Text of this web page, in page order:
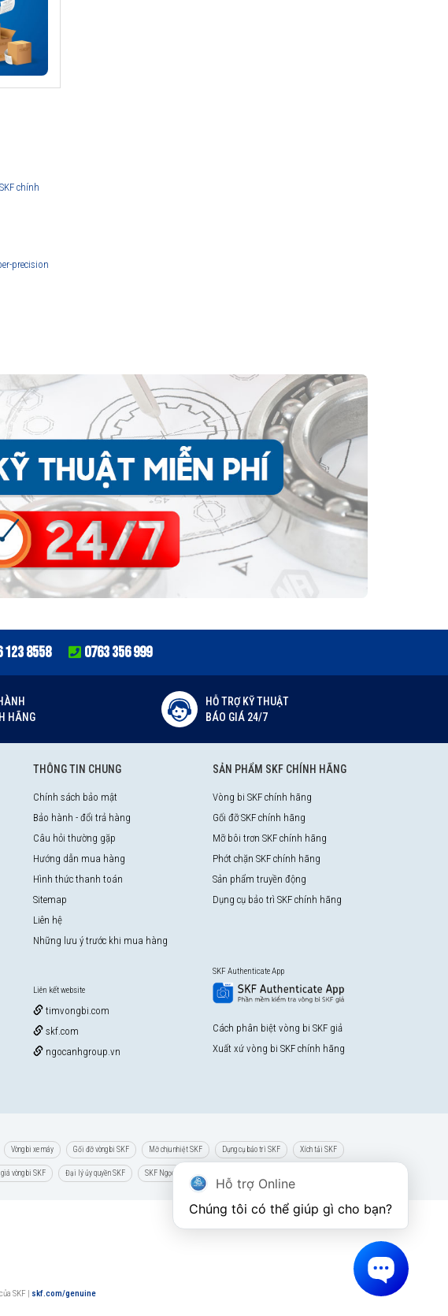
chính
precision
123 8558 0763 356 999
HÃNG
HỖ TRỢ KỸ THUẬT
BÁO GIÁ 24/7
THÔNG TIN CHUNG
Chính sách bảo mật
Bảo hành - đổi trả hàng
Câu hỏi thường gặp
Hướng dẫn mua hàng
Hình thức thanh toán
Sitemap
Liên hệ
Những lưu ý trước khi mua hàng
Liên kết website
timvongbi.com
skf.com
ngocanhgroup.vn
SẢN PHẨM SKF CHÍNH HÃNG
Vòng bi SKF chính hãng
Gối đỡ SKF chính hãng
Mỡ bôi trơn SKF chính hãng
Phớt chặn SKF chính hãng
Sản phẩm truyền động
Dụng cụ bảo trì SKF chính hãng
SKF Authenticate App
Cách phân biệt vòng bi SKF giả
Xuất xứ vòng bi SKF chính hãng
Vòng bi xe máy Gối đỡ vòng bi SKF Mỡ chịu nhiệt SKF Dụng cụ bảo trì SKF Xích tải SKF
giá vòng bi SKF Đại lý ủy quyền SKF SKF Ngọc Anh
SKF skf.com/genuine
Hỗ trợ Online
Chúng tôi có thể giúp gì cho bạn?